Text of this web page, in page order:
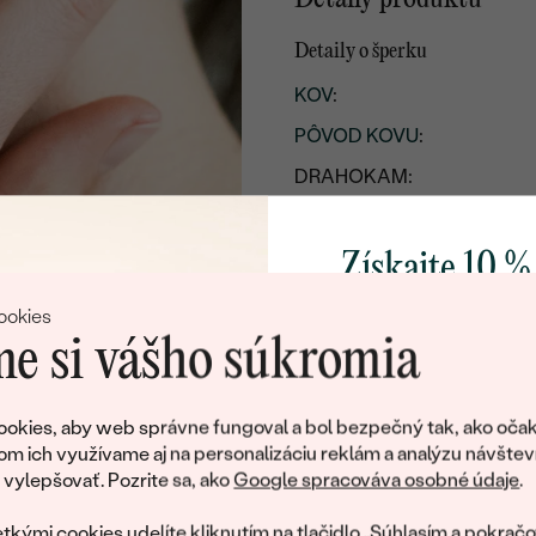
si vášho súkromia
aby web správne fungoval a bol bezpečný tak, ako
ich využívame aj na personalizáciu reklám a analýzu
Pozrite sa, akoGoogle spracováva osobné údaje.
Detaily o šperku
KOV:
PÔVOD KOVU:
DRAHOKAM:
TYP OSADENIA:
PRIBLIŽNÁ VÁHA:
DRUH:
POČET:
Získajte 10
poctivo vyrábaných
Ako darček na
obratom pošleme